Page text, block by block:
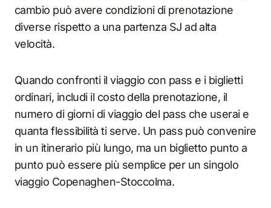
cambio può avere condizioni di prenotazione
diverse rispetto a una partenza SJ ad alta
velocità.
Quando confronti il viaggio con pass e i biglietti
ordinari, includi il costo della prenotazione, il
numero di giorni di viaggio del pass che userai e
quanta flessibilità ti serve. Un pass può convenire
in un itinerario più lungo, ma un biglietto punto a
punto può essere più semplice per un singolo
viaggio Copenaghen-Stoccolma.